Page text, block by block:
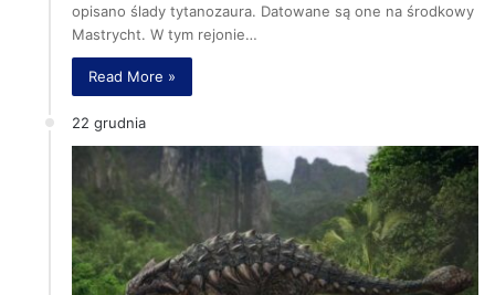
opisano ślady tytanozaura. Datowane są one na środkowy
Mastrycht. W tym rejonie…
Read More »
22 grudnia